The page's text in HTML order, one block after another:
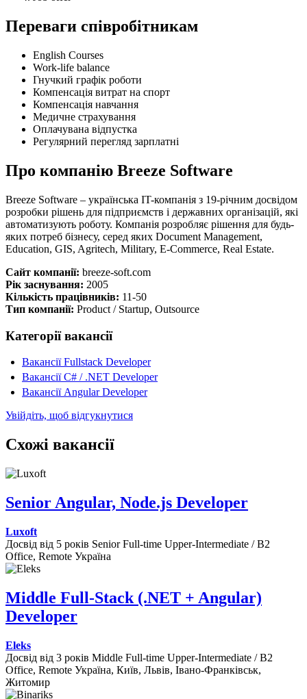
Переваги співробітникам
English Courses
Work-life balance
Гнучкий графік роботи
Компенсація витрат на спорт
Компенсація навчання
Медичне страхування
Оплачувана відпустка
Регулярний перегляд зарплатні
Про компанію Breeze Software
Breeze Software – українська IT-компанія з 19-річним досвідом
розробки рішень для підприємств і державних організацій, які
автоматизують роботу. Компанія розробляє рішення для будь-
яких потреб бізнесу, серед яких Document Management,
Education, GIS, Agritech, Military, E-Commerce, Real Estate.
Сайт компанії: breeze-soft.com
Рік заснування: 2005
Кількість працівників: 11-50
Тип компанії: Product / Startup, Outsource
Категорії вакансії
Вакансії Fullstack Developer
Вакансії C# / .NET Developer
Вакансії Angular Developer
Увійдіть, щоб відгукнутися
Схожі вакансії
Senior Angular, Node.js Developer
Luxoft
Досвід від 5 років Senior Full-time Upper-Intermediate / B2
Office, Remote Україна
Middle Full-Stack (.NET + Angular)
Developer
Eleks
Досвід від 3 років Middle Full-time Upper-Intermediate / B2
Office, Remote Україна, Київ, Львів, Івано-Франківськ,
Житомир